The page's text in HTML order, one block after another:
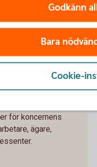
för koncernens
ägare,
Godkänn
Bara
Cookie-